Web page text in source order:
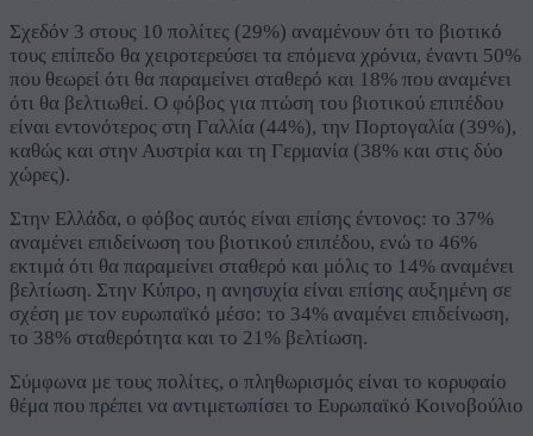
Σχεδόν 3 στους 10 πολίτες (29%) αναμένουν ότι το βιοτικό
τους επίπεδο θα χειροτερεύσει τα επόμενα χρόνια, έναντι 50%
που θεωρεί ότι θα παραμείνει σταθερό και 18% που αναμένει
ότι θα βελτιωθεί. Ο φόβος για πτώση του βιοτικού επιπέδου
είναι εντονότερος στη Γαλλία (44%), την Πορτογαλία (39%),
καθώς και στην Αυστρία και τη Γερμανία (38% και στις δύο
χώρες).
Στην Ελλάδα, ο φόβος αυτός είναι επίσης έντονος: το 37%
αναμένει επιδείνωση του βιοτικού επιπέδου, ενώ το 46%
εκτιμά ότι θα παραμείνει σταθερό και μόλις το 14% αναμένει
βελτίωση. Στην Κύπρο, η ανησυχία είναι επίσης αυξημένη σε
σχέση με τον ευρωπαϊκό μέσο: το 34% αναμένει επιδείνωση,
το 38% σταθερότητα και το 21% βελτίωση.
Σύμφωνα με τους πολίτες, ο πληθωρισμός είναι το κορυφαίο
θέμα που πρέπει να αντιμετωπίσει το Ευρωπαϊκό Κοινοβούλιο